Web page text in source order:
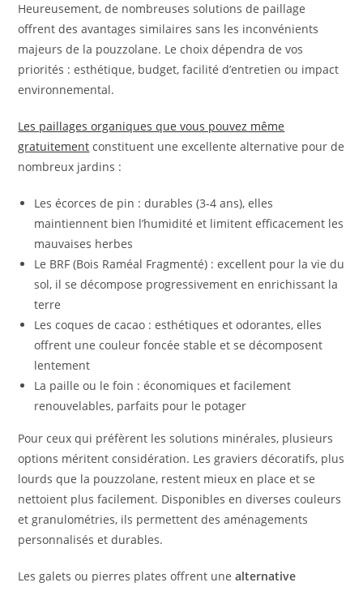
Heureusement, de nombreuses solutions de paillage
offrent des avantages similaires sans les inconvénients
majeurs de la pouzzolane. Le choix dépendra de vos
priorités : esthétique, budget, facilité d’entretien ou impact
environnemental.
Les paillages organiques que vous pouvez même
gratuitement constituent une excellente alternative pour de
nombreux jardins :
Les écorces de pin : durables (3-4 ans), elles
maintiennent bien l’humidité et limitent efficacement les
mauvaises herbes
Le BRF (Bois Raméal Fragmenté) : excellent pour la vie du
sol, il se décompose progressivement en enrichissant la
terre
Les coques de cacao : esthétiques et odorantes, elles
offrent une couleur foncée stable et se décomposent
lentement
La paille ou le foin : économiques et facilement
renouvelables, parfaits pour le potager
Pour ceux qui préfèrent les solutions minérales, plusieurs
options méritent considération. Les graviers décoratifs, plus
lourds que la pouzzolane, restent mieux en place et se
nettoient plus facilement. Disponibles en diverses couleurs
et granulométries, ils permettent des aménagements
personnalisés et durables.
Les galets ou pierres plates offrent unealternative